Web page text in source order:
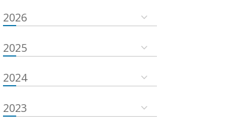
2026
2025
2024
2023